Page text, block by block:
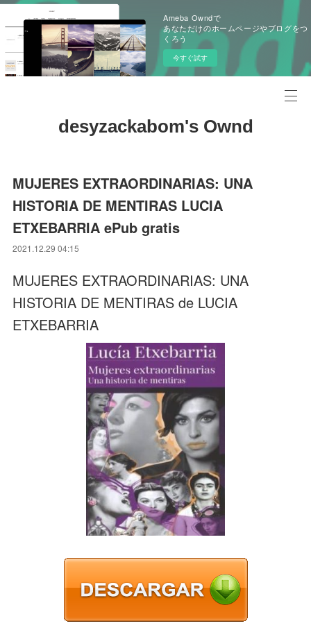
Ameba Owndで
あなただけのホームページやブログをつ
くろう
今すぐ試す
desyzackabom's Ownd
MUJERES EXTRAORDINARIAS: UNA
HISTORIA DE MENTIRAS LUCIA
ETXEBARRIA ePub gratis
2021.12.29 04:15
MUJERES EXTRAORDINARIAS: UNA
HISTORIA DE MENTIRAS de LUCIA
ETXEBARRIA